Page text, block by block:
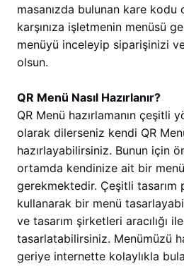
masanızda bulunan kare kodu
karşınıza işletmenin menüsü
menüyü inceleyip siparişinizi
olsun.
QR Menü Nasıl Hazırlanır?
QR Menü hazırlamanın çeşitli
olarak dilerseniz kendi QR
hazırlayabilirsiniz. Bunun için
ortamda kendinize ait bir
gerekmektedir. Çeşitli tasarım
kullanarak bir menü
ve tasarım şirketleri aracılığı
tasarlatabilirsiniz. Menümüzü
geriye internette kolaylıkla